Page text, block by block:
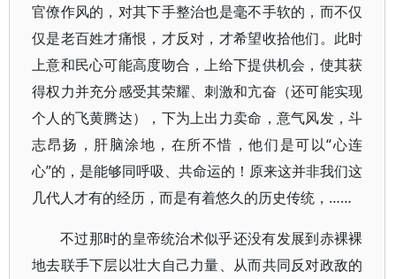
官僚作风的，对其下手整治也是毫不手软的，而不仅
仅是老百姓才痛恨，才反对，才希望收拾他们。此时
上意和民心可能高度吻合，上给下提供机会，使其获
得权力并充分感受其荣耀、刺激和亢奋（还可能实现
个人的飞黄腾达），下为上出力卖命，意气风发，斗
志昂扬，肝脑涂地，在所不惜，他们是可以“心连
心”的，是能够同呼吸、共命运的！原来这并非我们这
几代人才有的经历，而是有着悠久的历史传统，……
不过那时的皇帝统治术似乎还没有发展到赤裸裸
地去联手下层以壮大自己力量、从而共同反对政敌的